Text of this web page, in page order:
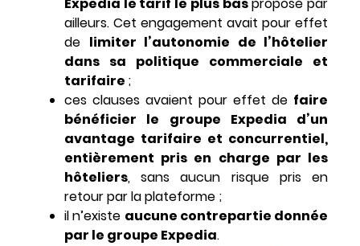
Expedia le tarif le plus basproposé par
ailleurs. Cet engagement avait pour effet
de limiter l’autonomie de l’hôtelier
dans sa politique commerciale et
tarifaire ;
ces clauses avaient pour effet de faire
bénéficier le groupe Expedia d’un
avantage tarifaire et concurrentiel,
entièrement pris en charge par les
hôteliers, sans aucun risque pris en
retour par la plateforme ;
il n’existe aucune contrepartie donnée
par le groupe Expedia.